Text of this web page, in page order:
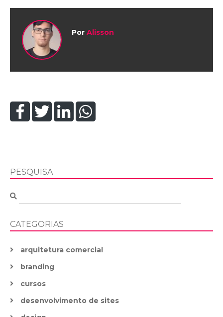
Por Alisson
PESQUISA
CATEGORIAS
arquitetura comercial
branding
cursos
desenvolvimento de sites